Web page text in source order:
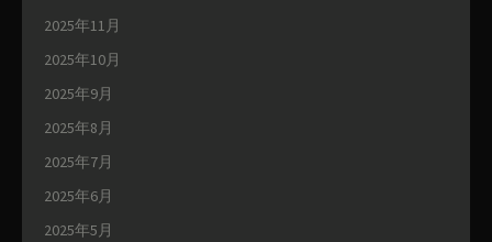
2025年11月
2025年10月
2025年9月
2025年8月
2025年7月
2025年6月
2025年5月